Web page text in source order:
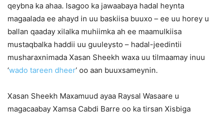
qeybna ka ahaa. Isagoo ka jawaabaya hadal heynta
magaalada ee ahayd in uu baskiisa buuxo – ee uu horey u
ballan qaaday xilalka muhiimka ah ee maamulkiisa
mustaqbalka haddii uu guuleysto – hadal-jeedintii
musharaxnimada Xasan Sheekh waxa uu tilmaamay inuu
‘wado tareen dheer’ oo aan buuxsameynin.
Xasan Sheekh Maxamuud ayaa Raysal Wasaare u
magacaabay Xamsa Cabdi Barre oo ka tirsan Xisbiga